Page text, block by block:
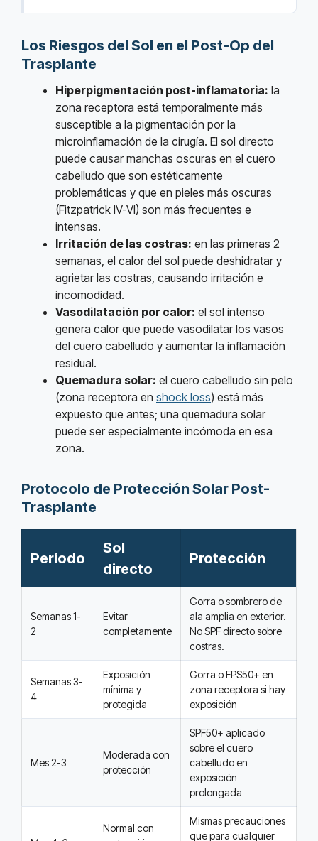
Los Riesgos del Sol en el Post-Op del
Trasplante
Hiperpigmentación post-inflamatoria: la
zona receptora está temporalmente más
susceptible a la pigmentación por la
microinflamación de la cirugía. El sol directo
puede causar manchas oscuras en el cuero
cabelludo que son estéticamente
problemáticas y que en pieles más oscuras
(Fitzpatrick IV-VI) son más frecuentes e
intensas.
Irritación de las costras: en las primeras 2
semanas, el calor del sol puede deshidratar y
agrietar las costras, causando irritación e
incomodidad.
Vasodilatación por calor: el sol intenso
genera calor que puede vasodilatar los vasos
del cuero cabelludo y aumentar la inflamación
residual.
Quemadura solar: el cuero cabelludo sin pelo
(zona receptora en shock loss) está más
expuesto que antes; una quemadura solar
puede ser especialmente incómoda en esa
zona.
Protocolo de Protección Solar Post-
Trasplante
Período
Sol
directo
Protección
Semanas 1-
2
Evitar
completamente
Gorra o sombrero de
ala amplia en exterior.
No SPF directo sobre
costras.
Semanas 3-
4
Exposición
mínima y
protegida
Gorra o FPS50+ en
zona receptora si hay
exposición
Mes 2-3
Moderada con
protección
SPF50+ aplicado
sobre el cuero
cabelludo en
exposición
prolongada
Normal con
Mismas precauciones
que para cualquier